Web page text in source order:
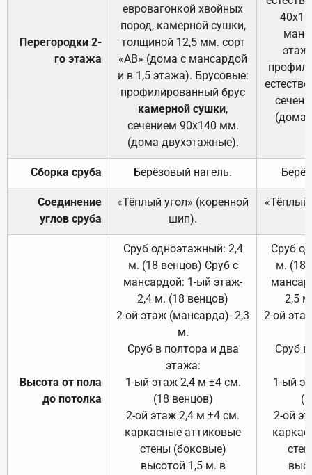
Перегородки 2-
го этажа
евровагонкой хвойных
пород, камерной сушки,
толщиной 12,5 мм. сорт
«АВ» (дома с мансардой
и в 1,5 этажа). Брусовые:
профилированный брус
камерной сушки,
сечением 90х140 мм.
(дома двухэтажные).
(дома
Сборка сруба Берёзовый нагель.
Соединение
углов сруба
«Тёплый угол» (коренной
шип).
«Тёплый
Высота от пола
до потолка
Сруб одноэтажный: 2,4
м. (18 венцов) Сруб с
мансардой: 1-ый этаж-
2,4 м. (18 венцов)
2-ой этаж (мансарда)- 2,3
м.
Сруб в полтора и два
этажа:
1-ый этаж 2,4 м ±4 см.
(18 венцов)
2-ой этаж 2,4 м ±4 см.
каркасные аттиковые
стены (боковые)
высотой 1,5 м. в
Сруб
м. (18
2,5
2-ой
Сруб
1-ый
2-ой